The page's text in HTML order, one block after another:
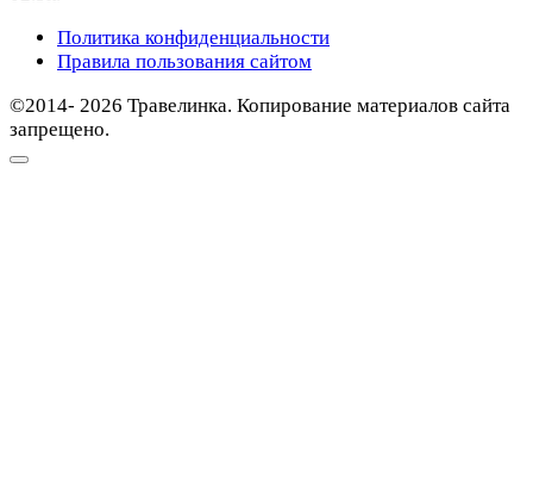
Политика конфиденциальности
Правила пользования сайтом
©2014- 2026 Травелинка. Копирование материалов сайта
запрещено.